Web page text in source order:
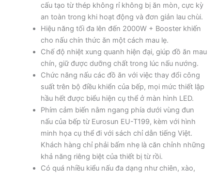
cấu tạo từ thép không rỉ không bị ăn mòn, cực kỳ
an toàn trong khi hoạt động và đơn giản lau chùi.
Hiệu năng tối đa lên đến 2000W + Booster khiến
cho nấu chín thức ăn một cách mau lẹ.
Chế độ nhiệt xung quanh hiện đại, giúp đồ ăn mau
chín, giữ được dưỡng chất trong lúc nấu nướng.
Chức năng nấu các đồ ăn với việc thay đổi công
suất trên bộ điều khiển của bếp, mọi mức thiết lập
hầu hết được biểu hiện cụ thể ở màn hình LED.
Phím cảm biến nằm ngang phía dưới vùng đun
nấu của bếp từ Eurosun EU-T199, kèm với hình
minh họa cụ thể đi với sách chỉ dẫn tiếng Việt.
Khách hàng chỉ phải bấm nhẹ là căn chỉnh những
khả năng riêng biệt của thiết bị từ rồi.
Có quá nhiều kiểu nấu đa dạng như chiên, xào,